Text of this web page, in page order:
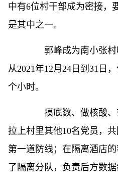
中有6位村干部成为密接，
是其中之一。
郭峰成为南小张村
从2021年12月24日到31日
个小时。
摸底数、做核酸、
拉上村里其他10名党员，
第一道防线；在隔离酒店
了隔离分队，负责后方数